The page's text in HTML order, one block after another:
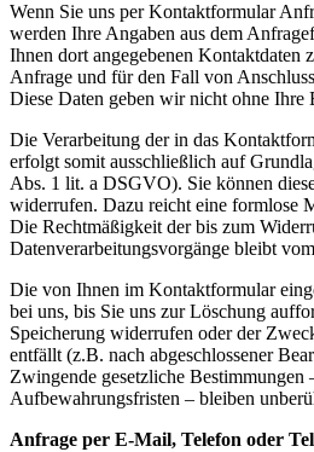
Wenn Sie uns per Kontaktformular
werden Ihre Angaben aus dem
Ihnen dort angegebenen Kontaktdaten
Anfrage und für den Fall von
Diese Daten geben wir nicht ohne
Die Verarbeitung der in das
erfolgt somit ausschließlich auf
Abs. 1 lit. a DSGVO). Sie können
widerrufen. Dazu reicht eine formlose
Die Rechtmäßigkeit der bis zum
Datenverarbeitungsvorgänge bleibt
Die von Ihnen im Kontaktformular
bei uns, bis Sie uns zur Löschung
Speicherung widerrufen oder der
entfällt (z.B. nach abgeschlossener
Zwingende gesetzliche Bestimmungen
Aufbewahrungsfristen – bleiben
Anfrage per E-Mail, Telefon oder